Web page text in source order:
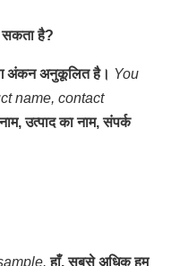
है?
अंकन अनुकूलित है। You
name, contact
उत्पाद का नाम, संपर्क
हाँ, सबसे अधिक हम